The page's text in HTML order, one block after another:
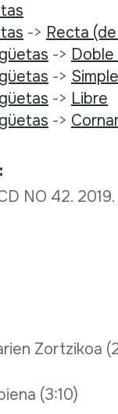
-> Recta
->
->
-> Libre
->
NO 42. 2019.
Zortzikoa
(3:10)